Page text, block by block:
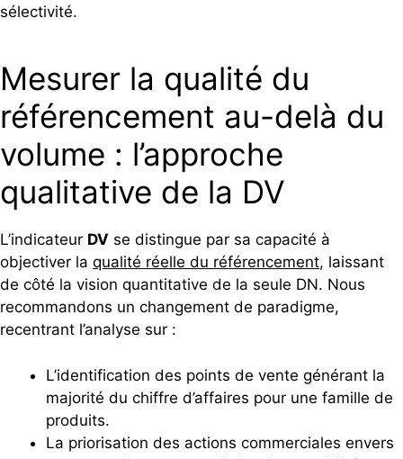
sélectivité.
Mesurer la qualité du
référencement au-delà du
volume : l’approche
qualitative de la DV
L’indicateur DV se distingue par sa capacité à
objectiver la qualité réelle du référencement, laissant
de côté la vision quantitative de la seule DN. Nous
recommandons un changement de paradigme,
recentrant l’analyse sur :
L’identification des points de vente générant la
majorité du chiffre d’affaires pour une famille de
produits.
La priorisation des actions commerciales envers